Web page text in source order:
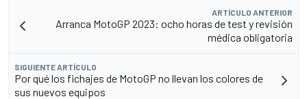
ARTÍCULO ANTERIOR
Arranca MotoGP 2023: ocho horas de test y revisión
médica obligatoria
SIGUIENTE ARTÍCULO
Por qué los fichajes de MotoGP no llevan los colores de
sus nuevos equipos